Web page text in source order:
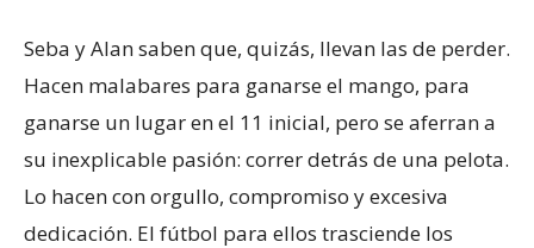
Seba y Alan saben que, quizás, llevan las de perder.
Hacen malabares para ganarse el mango, para
ganarse un lugar en el 11 inicial, pero se aferran a
su inexplicable pasión: correr detrás de una pelota.
Lo hacen con orgullo, compromiso y excesiva
dedicación. El fútbol para ellos trasciende los